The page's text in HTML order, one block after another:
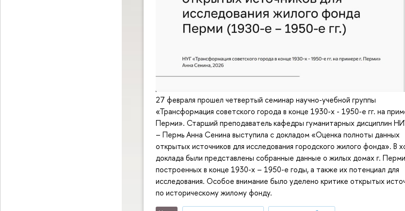
27 февраля прошел четвертый семинар научно-учебной группы
«Трансформация советского города в конце 1930-х - 1950-е гг. на
Перми». Старший преподаватель кафедры гуманитарных дисциплин
– Пермь Анна Сенина выступила с докладом «Оценка полноты данных
открытых источников для исследования городского жилого фонда». В
доклада были представлены собранные данные о жилых домах г.
построенных в конце 1930-х – 1950-е годы, а также их потенциал для
исследования. Особое внимание было уделено критике открытых
по историческому жилому фонду.